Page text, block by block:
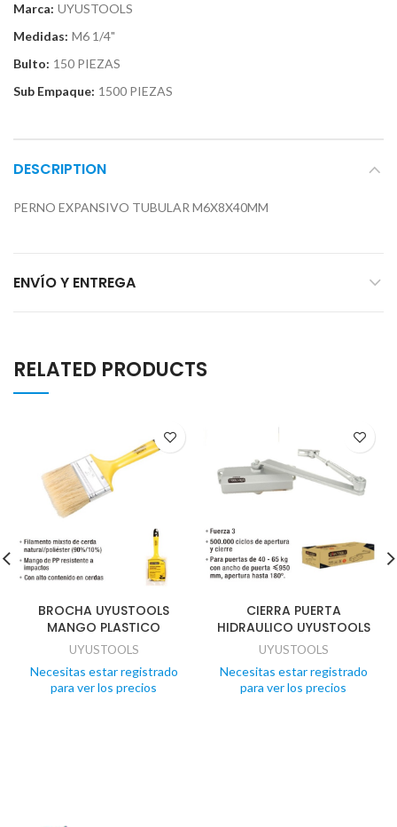
Marca: UYUSTOOLS
Medidas: M6 1/4"
Bulto: 150 PIEZAS
Sub Empaque: 1500 PIEZAS
DESCRIPTION
PERNO EXPANSIVO TUBULAR M6X8X40MM
ENVÍO Y ENTREGA
RELATED PRODUCTS
BROCHA UYUSTOOLS
MANGO PLASTICO
UYUSTOOLS
Necesitas estar registrado
para ver los precios
CIERRA PUERTA
HIDRAULICO UYUSTOOLS
UYUSTOOLS
Necesitas estar registrado
para ver los precios